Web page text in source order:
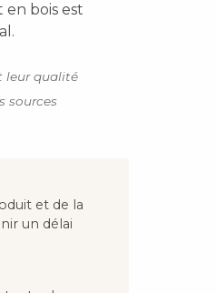
en bois est
leur qualité
sources
et de la
un délai